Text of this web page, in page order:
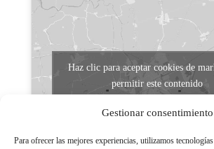
Gestionar consentimiento
Para ofrecer las mejores experiencias, utilizamos
Haz clic para aceptar cookies de
permitir este contenido